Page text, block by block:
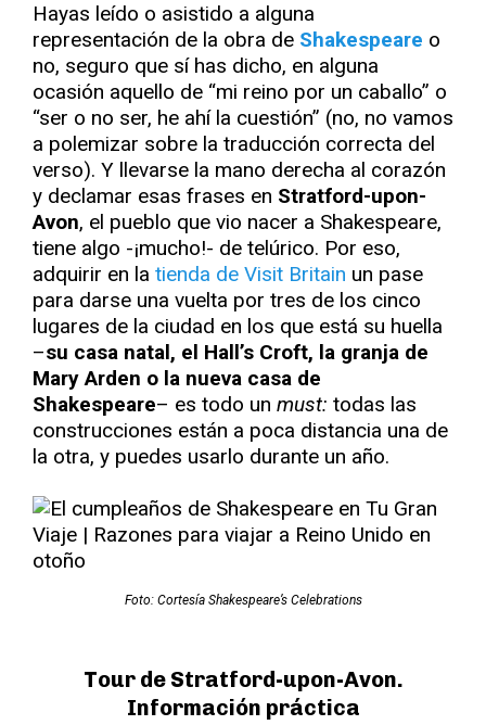
Hayas leído o asistido a alguna
representación de la obra de Shakespeare o
no, seguro que sí has dicho, en alguna
ocasión aquello de “mi reino por un caballo” o
“ser o no ser, he ahí la cuestión” (no, no vamos
a polemizar sobre la traducción correcta del
verso). Y llevarse la mano derecha al corazón
y declamar esas frases en Stratford-upon-
Avon, el pueblo que vio nacer a Shakespeare,
tiene algo -¡mucho!- de telúrico. Por eso,
adquirir en la tienda de Visit Britain un pase
para darse una vuelta por tres de los cinco
lugares de la ciudad en los que está su huella
–su casa natal, el Hall’s Croft, la granja de
Mary Arden o la nueva casa de
Shakespeare– es todo un must: todas las
construcciones están a poca distancia una de
la otra, y puedes usarlo durante un año.
Foto: Cortesía Shakespeare’s Celebrations
Tour de Stratford-upon-Avon.
Información práctica